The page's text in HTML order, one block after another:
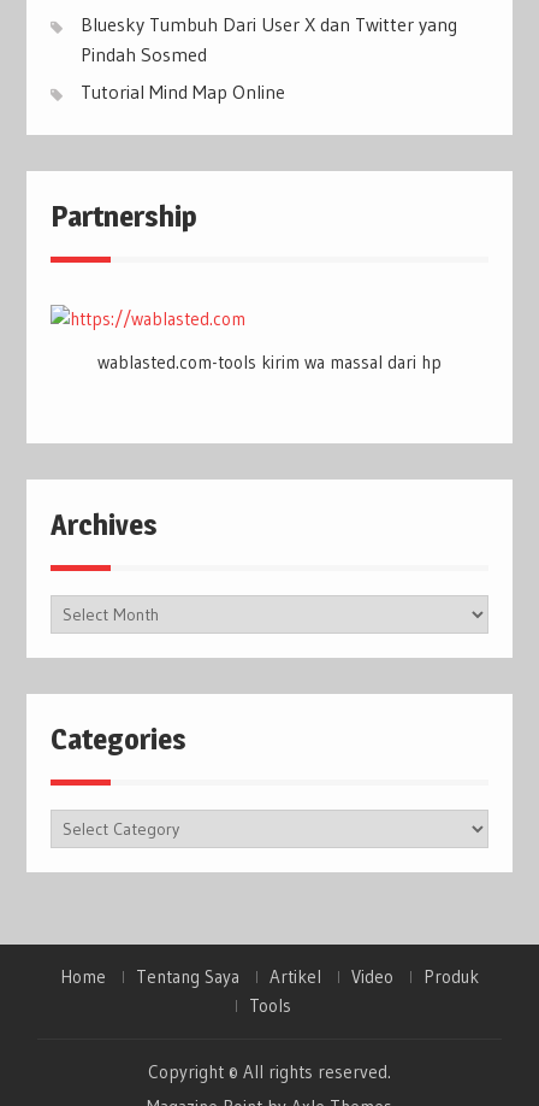
Bluesky Tumbuh Dari User X dan Twitter yang
Pindah Sosmed
Tutorial Mind Map Online
Partnership
wablasted.com-tools kirim wa massal dari hp
Archives
Archives
Categories
Categories
Home Tentang Saya Artikel Video
Produk
Tools
Copyright © All rights reserved.